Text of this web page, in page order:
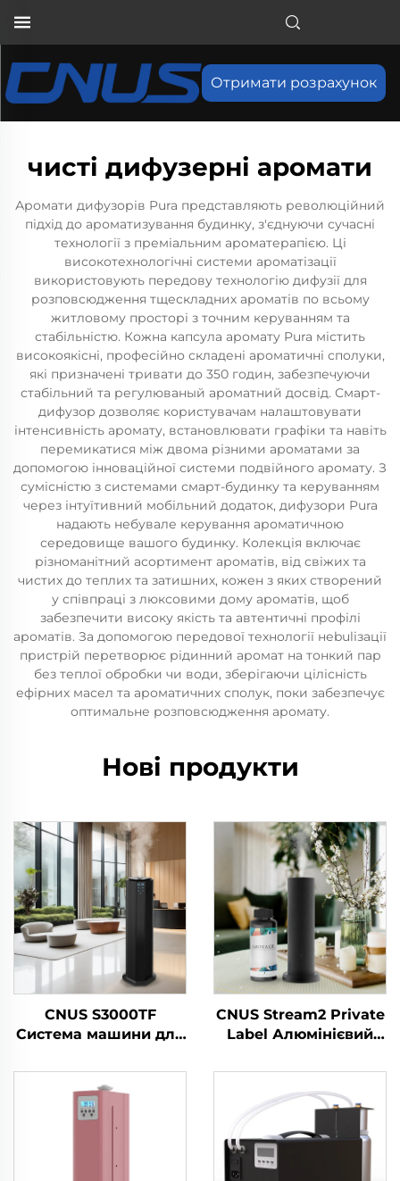
Отримати розрахунок
чисті дифузерні аромати
Аромати дифузорів Pura представляють революційний
підхід до ароматизування будинку, з'єднуючи сучасні
технології з преміальним ароматерапією. Ці
високотехнологічні системи ароматізації
використовують передову технологію дифузії для
розповсюдження тщескладних ароматів по всьому
житловому просторі з точним керуванням та
стабільністю. Кожна капсула аромату Pura містить
високоякісні, професійно складені ароматичні сполуки,
які призначені тривати до 350 годин, забезпечуючи
стабільний та регулюваный ароматний досвід. Смарт-
дифузор дозволяє користувачам налаштовувати
інтенсивність аромату, встановлювати графіки та навіть
перемикатися між двома різними ароматами за
допомогою інноваційної системи подвійного аромату. З
сумісністю з системами смарт-будинку та керуванням
через інтуїтивний мобільний додаток, дифузори Pura
надають небувале керування ароматичною
середовище вашого будинку. Колекція включає
різноманітний асортимент ароматів, від свіжих та
чистих до теплих та затишних, кожен з яких створений
у співпраці з люксовими дому ароматів, щоб
забезпечити високу якість та автентичні профілі
ароматів. За допомогою передової технології неbulізації
пристрій перетворює рідинний аромат на тонкий пар
без теплої обробки чи води, зберігаючи цілісність
ефірних масел та ароматичних сполук, поки забезпечує
оптимальне розповсюдження аромату.
Нові продукти
CNUS S3000TF
Система машини для
ароматичних олій в
готелі/коммерчній
ванній/комісії
CNUS Stream2 Private
Label Алюмінієвий
мл Флори ароматної
олії Холодний туман
Бездротовий
розумний WIFI
контроль
Ароматичний